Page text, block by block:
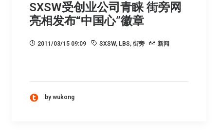
SXSW受创业公司青睐 街旁网
亮相发布“中国心”徽章
2011/03/15 09:09 SXSW, LBS, 街旁 新闻
by wukong